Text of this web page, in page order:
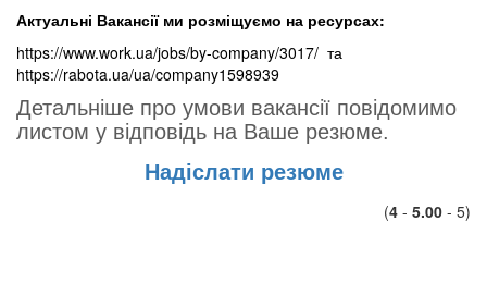
Актуальні Вакансії ми розміщуємо на ресурсах:
https://www.work.ua/jobs/by-company/3017/ та
https://rabota.ua/ua/company1598939
Детальніше про умови вакансії повідомимо
листом у відповідь на Ваше резюме.
Надіслати резюме
(4 - 5.00 - 5)